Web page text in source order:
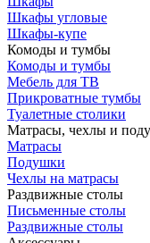
Шкафы угловые
Шкафы-купе
Комоды и тумбы
Комоды и тумбы
Мебель для ТВ
Прикроватные тумбы
Туалетные столики
Матрасы, чехлы и
Матрасы
Подушки
Чехлы на матрасы
Раздвижные столы
Письменные столы
Раздвижные столы